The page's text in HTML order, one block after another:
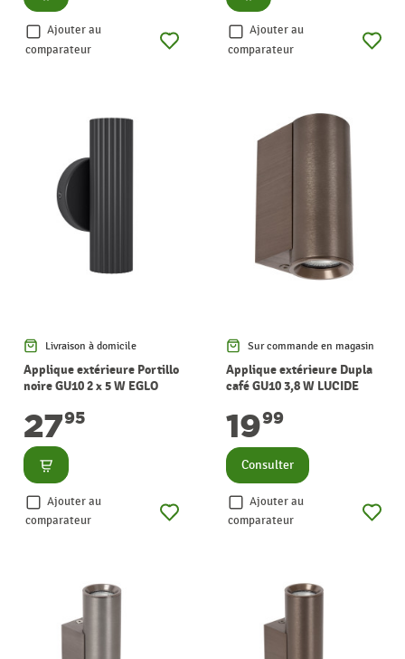
Ajouter au
comparateur
Ajouter au
comparateur
Livraison à domicile
Applique extérieure Portillo
noire GU10 2 x 5 W EGLO
2795
Consulter
Ajouter au
comparateur
Sur commande en magasin
Applique extérieure Dupla
café GU10 3,8 W LUCIDE
1999
Consulter
Ajouter au
comparateur